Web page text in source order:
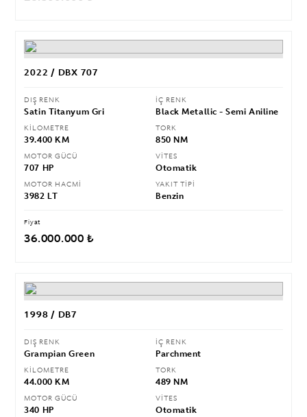
2022 / DBX 707
DIŞ RENK
Satin Titanyum Gri
İÇ RENK
Black Metallic - Semi Aniline
KİLOMETRE
39.400 KM
TORK
850 NM
MOTOR GÜCÜ
707 HP
VİTES
Otomatik
MOTOR HACMİ
3982 LT
YAKIT TİPİ
Benzin
Fiyat
36.000.000 ₺
1998 / DB7
DIŞ RENK
Grampian Green
İÇ RENK
Parchment
KİLOMETRE
44.000 KM
TORK
489 NM
MOTOR GÜCÜ
340 HP
VİTES
Otomatik